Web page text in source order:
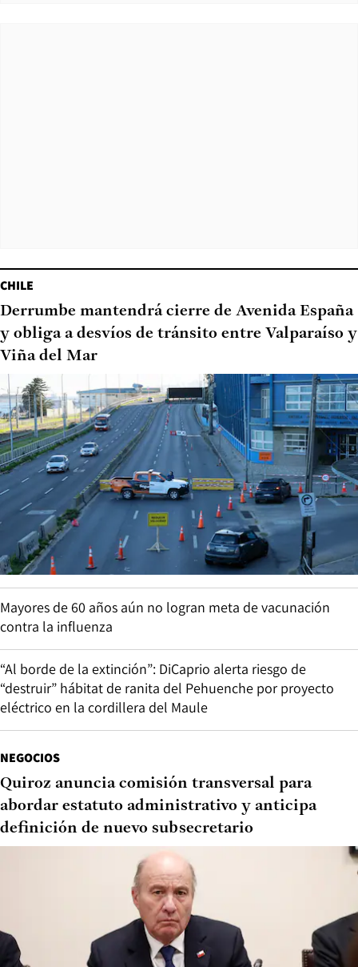
CHILE
Derrumbe mantendrá cierre de Avenida España
y obliga a desvíos de tránsito entre Valparaíso y
Viña del Mar
Mayores de 60 años aún no logran meta de vacunación
contra la influenza
“Al borde de la extinción”: DiCaprio alerta riesgo de
“destruir” hábitat de ranita del Pehuenche por proyecto
eléctrico en la cordillera del Maule
NEGOCIOS
Quiroz anuncia comisión transversal para
abordar estatuto administrativo y anticipa
definición de nuevo subsecretario